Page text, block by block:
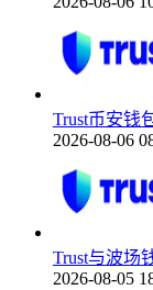
Trust币安钱
2026-08-06
Trust与波场
2026-08-05